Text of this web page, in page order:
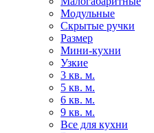
Модульные
Скрытые ручки
Размер
Мини-кухни
Узкие
3 кв. м.
5 кв. м.
6 кв. м.
9 кв. м.
Все для кухни